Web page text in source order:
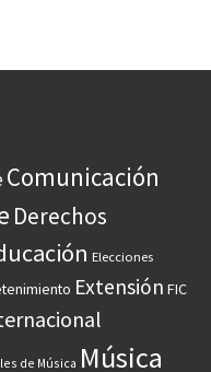
Comunicación
Derechos
Elecciones
Extensión FIC
de Música Música